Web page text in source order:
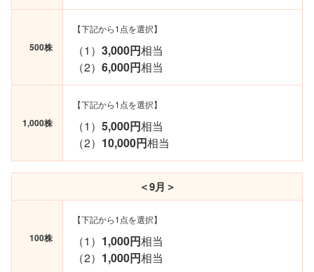
500株
【下記から1点を選択】
（1）3,000円相当
（2）6,000円相当
1,000株
【下記から1点を選択】
（1）5,000円相当
（2） 10,000円相当
＜9月＞
100株
【下記から1点を選択】
（1） 1,000円相当
（2） 1,000円相当